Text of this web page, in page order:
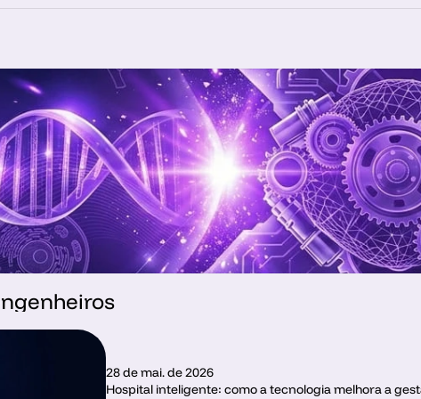
28 de mai. de 2026
Hospital inteligente: como a tecnologia melhora a